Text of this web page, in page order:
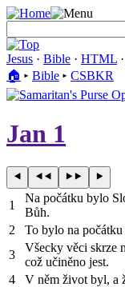
Jesus · Bible · HTML ·
🏠︎ ▸ Bible ▸ CSBKR
Jan 1
1
Na počátku bylo
Bůh.
2
To bylo na
3
Všecky věci skrze
což učiněno jest.
4
V něm život byl, a